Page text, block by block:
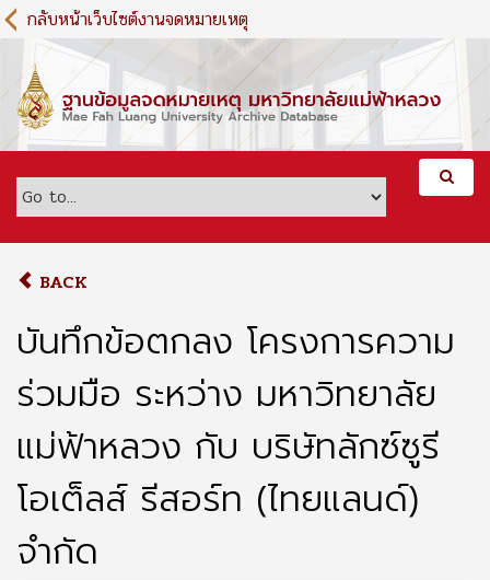
S
k
m
c
กลับหน้าเว็บไซต์งานจดหมายเหตุ
BACK
บันทึกข้อตกลง โครงการความ
ร่วมมือ ระหว่าง มหาวิทยาลัย
แม่ฟ้าหลวง กับ บริษัทลักซ์ซูรี
โอเต็ลส์ รีสอร์ท (ไทยแลนด์)
จำกัด